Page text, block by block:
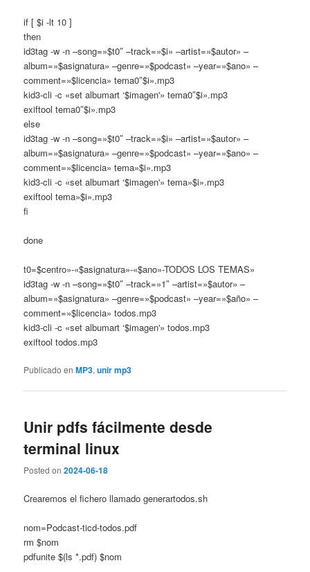
if [ $i -lt 10 ]
then
id3tag -w -n –song=»$t0″ –track=»$i» –artist=»$autor» –
album=»$asignatura» –genre=»$podcast» –year=»$ano» –
comment=»$licencia» tema0″$i».mp3
kid3-cli -c «set albumart ‘$imagen'» tema0″$i».mp3
exiftool tema0″$i».mp3
else
id3tag -w -n –song=»$t0″ –track=»$i» –artist=»$autor» –
album=»$asignatura» –genre=»$podcast» –year=»$ano» –
comment=»$licencia» tema»$i».mp3
kid3-cli -c «set albumart ‘$imagen'» tema»$i».mp3
exiftool tema»$i».mp3
fi
done
t0=$centro»-«$asignatura»-«$ano»-TODOS LOS TEMAS»
id3tag -w -n –song=»$t0″ –track=»1″ –artist=»$autor» –
album=»$asignatura» –genre=»$podcast» –year=»$año» –
comment=»$licencia» todos.mp3
kid3-cli -c «set albumart ‘$imagen'» todos.mp3
exiftool todos.mp3
Publicado en MP3,unir mp3
Unir pdfs fácilmente desde
terminal linux
Posted on2024-06-18
Crearemos el fichero llamado generartodos.sh
nom=Podcast-ticd-todos.pdf
rm $nom
pdfunite $(ls *.pdf) $nom